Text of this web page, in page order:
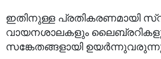
ഇതിനുള്ള പ്രതികരണമായി
വായനശാലകളും
സങ്കേതങ്ങളായി